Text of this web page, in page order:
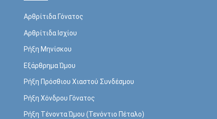
Αρθρίτιδα Γόνατος
Αρθρίτιδα Ισχίου
Ρήξη Mηνίσκου
Εξάρθρημα Ώμου
Ρήξη Πρόσθιου Χιαστού Συνδέσμου
Ρήξη Χόνδρου Γόνατος
Ρήξη Τένοντα Ώμου (Τενόντιο Πέταλο)